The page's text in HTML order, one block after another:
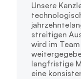
Unsere
streitigen
wird im
langfristige
eine